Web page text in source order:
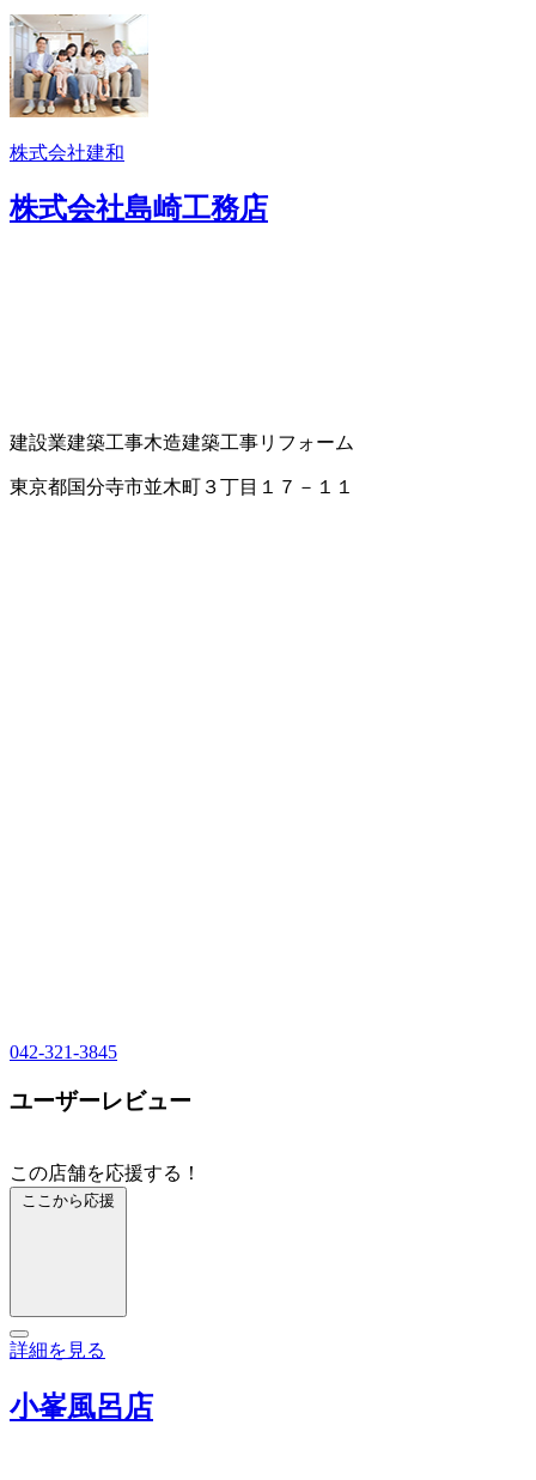
株式会社建和
株式会社島崎工務店
建設業建築工事木造建築工事リフォーム
東京都国分寺市並木町３丁目１７－１１
042-321-3845
ユーザーレビュー
この店舗を応援する！
ここから応援
詳細を見る
小峯風呂店